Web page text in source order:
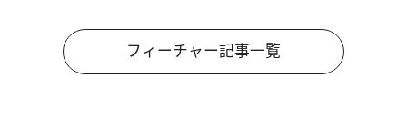
フィーチャー記事一覧